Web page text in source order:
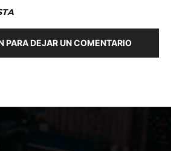
PARA DEJAR UN COMENTARIO